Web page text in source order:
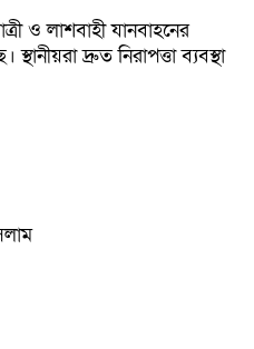
ও লাশবাহী যানবাহনের
দ্রুত নিরাপত্তা ব্যবস্থা